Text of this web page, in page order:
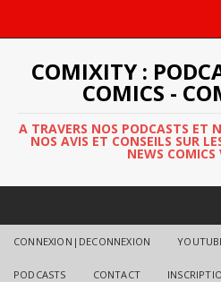
COMIXITY :
COMICS -
A TRAVERS NOS PODCASTS ET
NOS AVIS ET CONSEILS SUR
NEWS COMICS
CONNEXION|DECONNEXION
PODCASTS CONTACT